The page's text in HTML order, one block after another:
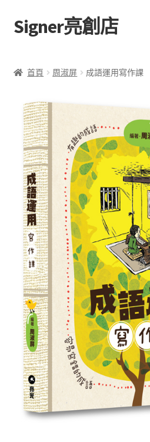
跳
至
覽
跳
至
要
Signer亮創店
學校選書（小學）
學校選書（中學）
「此時此地 看見亮光」2025特展
網上書店
無紙書
文創
聯絡我們+郵費
海外訂購書籍
登入
首頁 周淑屏 成語運用寫作課